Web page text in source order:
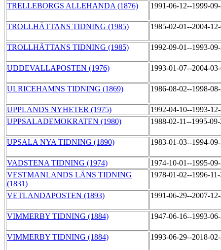
TRELLEBORGS ALLEHANDA (1876) 1991-06-12--1999-
TROLLHÄTTANS TIDNING (1985) 1985-02-01--2004-
TROLLHÄTTANS TIDNING (1985) 1992-09-01--1993-
UDDEVALLAPOSTEN (1976) 1993-01-07--2004-
ULRICEHAMNS TIDNING (1869) 1986-08-02--1998-
UPPLANDS NYHETER (1975)
1992-04-10--1993-
UPPSALADEMOKRATEN (1980)
1988-02-11--1995-
UPSALA NYA TIDNING (1890) 1983-01-03--1994-
VADSTENA TIDNING (1974)
1974-10-01--1995-
VESTMANLANDS LÄNS TIDNING
(1831)
1978-01-02--1996-
VETLANDAPOSTEN (1893) 1991-06-29--2007-
VIMMERBY TIDNING (1884) 1947-06-16--1993-
VIMMERBY TIDNING (1884) 1993-06-29--2018-